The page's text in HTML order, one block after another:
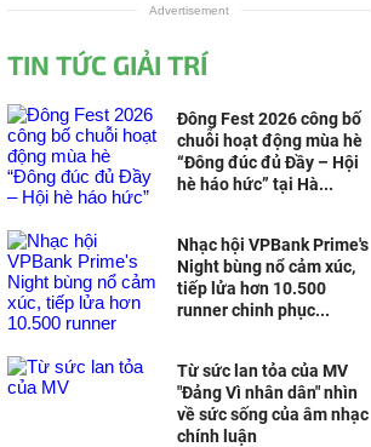
Advertisement
TIN TỨC GIẢI TRÍ
Đông Fest 2026 công bố
chuỗi hoạt động mùa hè
“Đông đúc đủ Đầy – Hội
hè háo hức” tại Hà...
Nhạc hội VPBank Prime's
Night bùng nổ cảm xúc,
tiếp lửa hơn 10.500
runner chinh phục...
Từ sức lan tỏa của MV
"Đảng Vì nhân dân" nhìn
về sức sống của âm nhạc
chính luận